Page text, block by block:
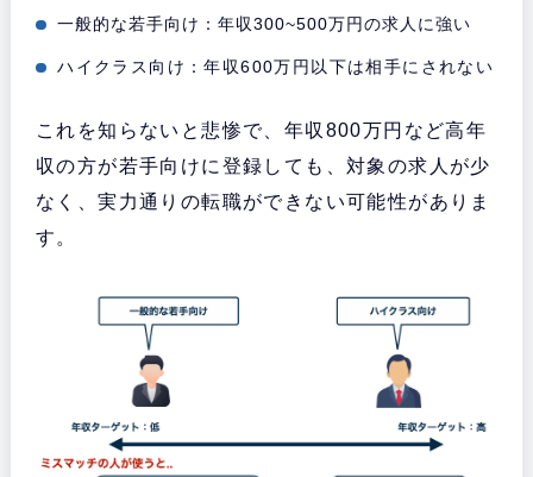
一般的な若手向け：年収300~500万円の求人に強い
ハイクラス向け：年収600万円以下は相手にされない
これを知らないと悲惨で、年収800万円など高年
収の方が若手向けに登録しても、対象の求人が少
なく、実力通りの転職ができない可能性がありま
す。